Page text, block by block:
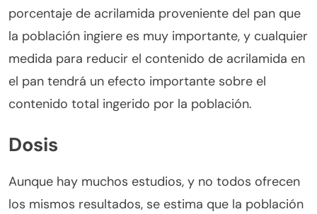
porcentaje de acrilamida proveniente del pan que
la población ingiere es muy importante, y cualquier
medida para reducir el contenido de acrilamida en
el pan tendrá un efecto importante sobre el
contenido total ingerido por la población.
Dosis
Aunque hay muchos estudios, y no todos ofrecen
los mismos resultados, se estima que la población